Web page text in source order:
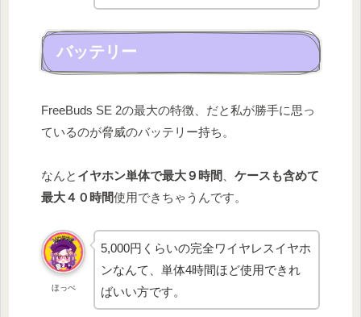
バッテリー
FreeBuds SE 2の最大の特徴、だと私が勝手に思っ
ているのが脅威のバッテリー持ち。
なんと イヤホン単体で最大９時間
ケースも含めて
最大４０時間使用できちゃうんです。
ほっぺ
5,000円くらいの完全ワイヤレスイヤホ
ンなんて、単体4時間ほど使用できれ
ばいい方です。